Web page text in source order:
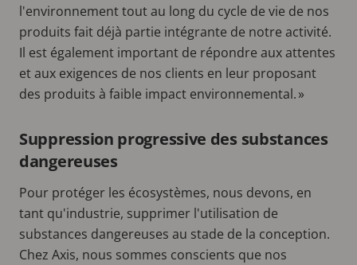
l'environnement tout au long du cycle de vie de nos
produits fait déjà partie intégrante de notre activité.
Il est également important de répondre aux attentes
et aux exigences de nos clients en leur proposant
des produits à faible impact environnemental. »
Suppression progressive des substances
dangereuses
Pour protéger les écosystèmes, nous devons, en
tant qu'industrie, supprimer l'utilisation de
substances dangereuses au stade de la conception.
Chez Axis, nous sommes conscients que nos